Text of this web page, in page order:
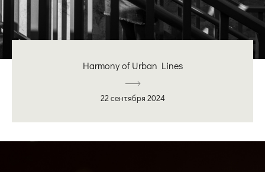
Harmony of Urban Lines
22 сентября 2024